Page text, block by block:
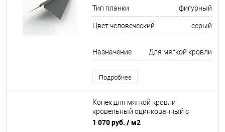
Тип планки фигурный
Цвет человеческий серый
Назначение Для мягкой кровли
Подробнее
Конек для мягкой кровли
кровельный оцинкованный c
полимерным покрытием 0,45мм
1 070 руб. / м2